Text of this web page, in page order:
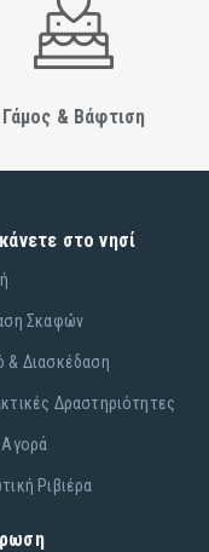
Γάμος & Βάφτιση
στο νησί
Σκαφών
& Διασκέδαση
Δραστηριότητες
Αγορά
Ριβιέρα